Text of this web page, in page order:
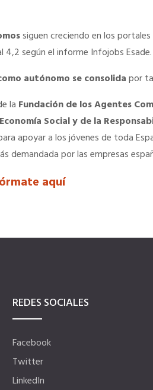
siguen creciendo en los
según el informe Infojobs Esade.
autónomo se consolidapor
la Fundación de los Agentes
Social y de la
apoyar a los jóvenes de toda
demandada por las empresas
aquí
REDES SOCIALES
Facebook
Twitter
LinkedIn